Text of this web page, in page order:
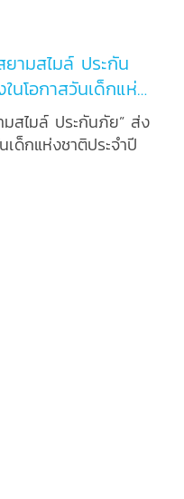
ามสไมล์ ประกัน
ไมล์ ประกันภัย” ส่ง
ด็กแห่งชาติประจำปี